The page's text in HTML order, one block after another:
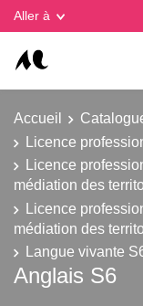
Aller à
Accueil
Licence
Licence
médiation des
Licence
médiation des
Langue vivante
Anglais S6
Gestion des cookies